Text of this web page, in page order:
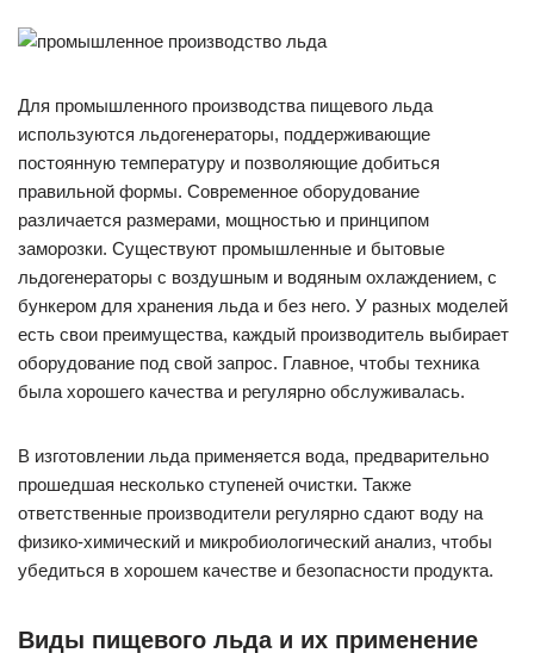
Для промышленного производства пищевого льда
используются льдогенераторы, поддерживающие
постоянную температуру и позволяющие добиться
правильной формы. Современное оборудование
различается размерами, мощностью и принципом
заморозки. Существуют промышленные и бытовые
льдогенераторы с воздушным и водяным охлаждением, с
бункером для хранения льда и без него. У разных моделей
есть свои преимущества, каждый производитель выбирает
оборудование под свой запрос. Главное, чтобы техника
была хорошего качества и регулярно обслуживалась.
В изготовлении льда применяется вода, предварительно
прошедшая несколько ступеней очистки. Также
ответственные производители регулярно сдают воду на
физико-химический и микробиологический анализ, чтобы
убедиться в хорошем качестве и безопасности продукта.
Виды пищевого льда и их применение